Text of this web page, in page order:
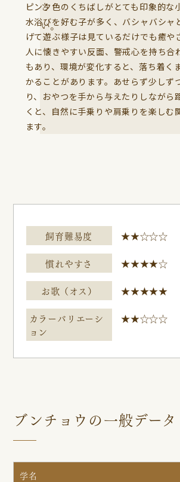
ピンク色のくちばしがとても印象的な
水浴びを好む子が多く、バシャバシャ
げて遊ぶ様子は見ているだけでも癒や
人に懐きやすい反面、警戒心を持ち合
もあり、環境が変化すると、落ち着く
かることがあります。あせらず少しず
り、おやつを手から与えたりしながら
くと、自然に手乗りや肩乗りを楽しむ
ます。
飼育難易度
★★☆☆☆
慣れやすさ
★★★★☆
お歌（オス）
★★★★★
カラーバリエーシ
ョン
★★☆☆☆
ブンチョウの一般データ
学名